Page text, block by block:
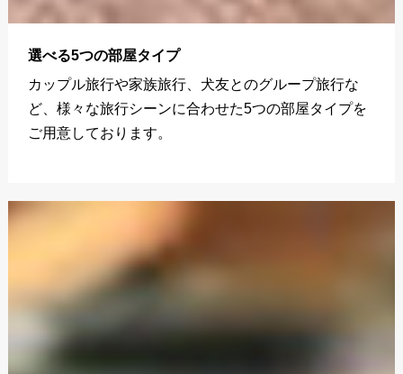
選べる5つの部屋タイプ
カップル旅行や家族旅行、犬友とのグループ旅行な
ど、様々な旅行シーンに合わせた5つの部屋タイプを
ご用意しております。